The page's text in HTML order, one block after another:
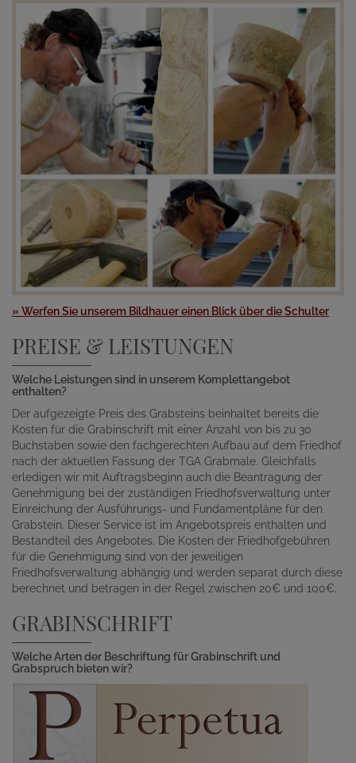
» Werfen Sie unserem Bildhauer einen Blick über die Schulter
PREISE & LEISTUNGEN
Welche Leistungen sind in unserem Komplettangebot
enthalten?
Der aufgezeigte Preis des Grabsteins beinhaltet bereits die
Kosten für die Grabinschrift mit einer Anzahl von bis zu 30
Buchstaben sowie den fachgerechten Aufbau auf dem Friedhof
nach der aktuellen Fassung der TGA Grabmale. Gleichfalls
erledigen wir mit Auftragsbeginn auch die Beantragung der
Genehmigung bei der zuständigen Friedhofsverwaltung unter
Einreichung der Ausführungs- und Fundamentpläne für den
Grabstein. Dieser Service ist im Angebotspreis enthalten und
Bestandteil des Angebotes. Die Kosten der Friedhofgebühren
für die Genehmigung sind von der jeweiligen
Friedhofsverwaltung abhängig und werden separat durch diese
berechnet und betragen in der Regel zwischen 20€ und 100€.
GRABINSCHRIFT
Welche Arten der Beschriftung für Grabinschrift und
Grabspruch bieten wir?